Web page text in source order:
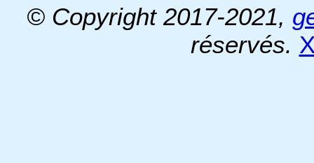
© Copyright 2017-2021,
réservés.